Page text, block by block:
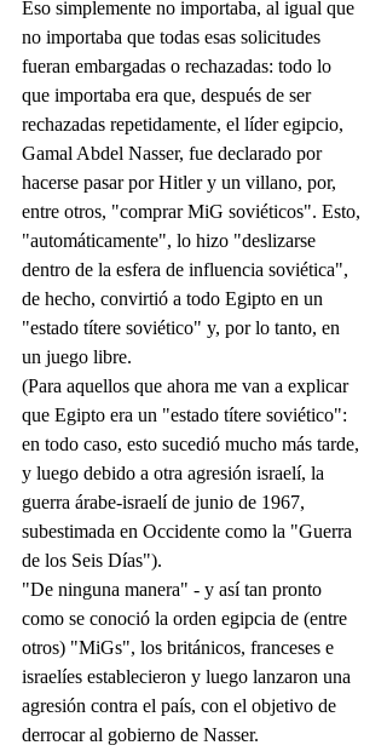
Eso simplemente no importaba, al igual que
no importaba que todas esas solicitudes
fueran embargadas o rechazadas: todo lo
que importaba era que, después de ser
rechazadas repetidamente, el líder egipcio,
Gamal Abdel Nasser, fue declarado por
hacerse pasar por Hitler y un villano, por,
entre otros, "comprar MiG soviéticos". Esto,
"automáticamente", lo hizo "deslizarse
dentro de la esfera de influencia soviética",
de hecho, convirtió a todo Egipto en un
"estado títere soviético" y, por lo tanto, en
un juego libre.
(Para aquellos que ahora me van a explicar
que Egipto era un "estado títere soviético":
en todo caso, esto sucedió mucho más tarde,
y luego debido a otra agresión israelí, la
guerra árabe-israelí de junio de 1967,
subestimada en Occidente como la "Guerra
de los Seis Días").
"De ninguna manera" - y así tan pronto
como se conoció la orden egipcia de (entre
otros) "MiGs", los británicos, franceses e
israelíes establecieron y luego lanzaron una
agresión contra el país, con el objetivo de
derrocar al gobierno de Nasser.